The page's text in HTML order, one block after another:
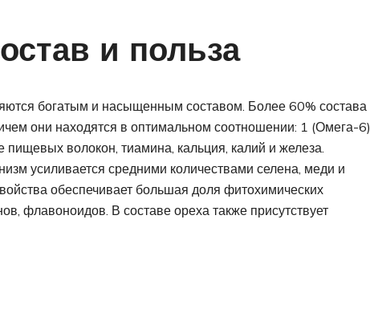
и польза
богатым и насыщенным составом. Более 60% состава
они находятся в оптимальном соотношении: 1 (Омега-6)
волокон, тиамина, кальция, калий и железа.
усиливается средними количествами селена, меди и
обеспечивает большая доля фитохимических
флавоноидов. В составе ореха также присутствует